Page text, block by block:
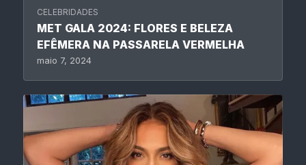
CELEBRIDADES
MET GALA 2024: FLORES E BELEZA
EFÊMERA NA PASSARELA VERMELHA
maio 7, 2024